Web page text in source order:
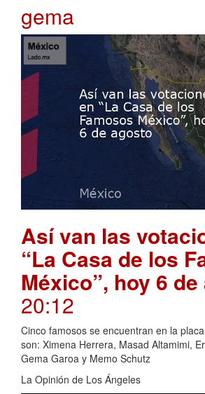
gema
Así van las
“La Casa de los
México”, hoy 6
20:12
Cinco famosos se encuentran en la
son: Ximena Herrera, Masad Altamimi,
Gema Garoa y Memo Schutz
La Opinión de Los Ángeles